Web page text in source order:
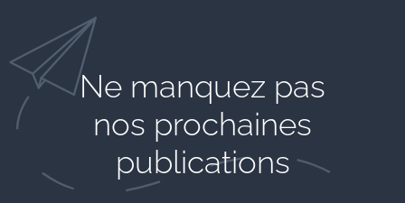
Ne manquez pas
nos prochaines
publications